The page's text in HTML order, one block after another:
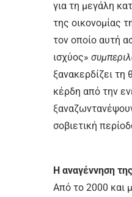
για τη μεγάλη
της οικονομίας
τον οποίο αυτή
ισχύος»
ξανακερδίζει
κέρδη από την
σοβιετική
Η αναγέννηση
Από το 2000 και